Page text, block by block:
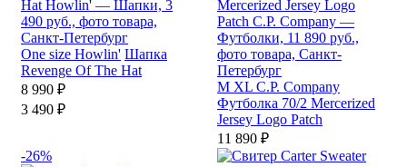
One size Howlin' Шапка
Revenge Of The Hat
8 990 ₽
3 490 ₽
M XL C.P. Company
Футболка 70/2 Mercerized
Jersey Logo Patch
11 890 ₽
-26%